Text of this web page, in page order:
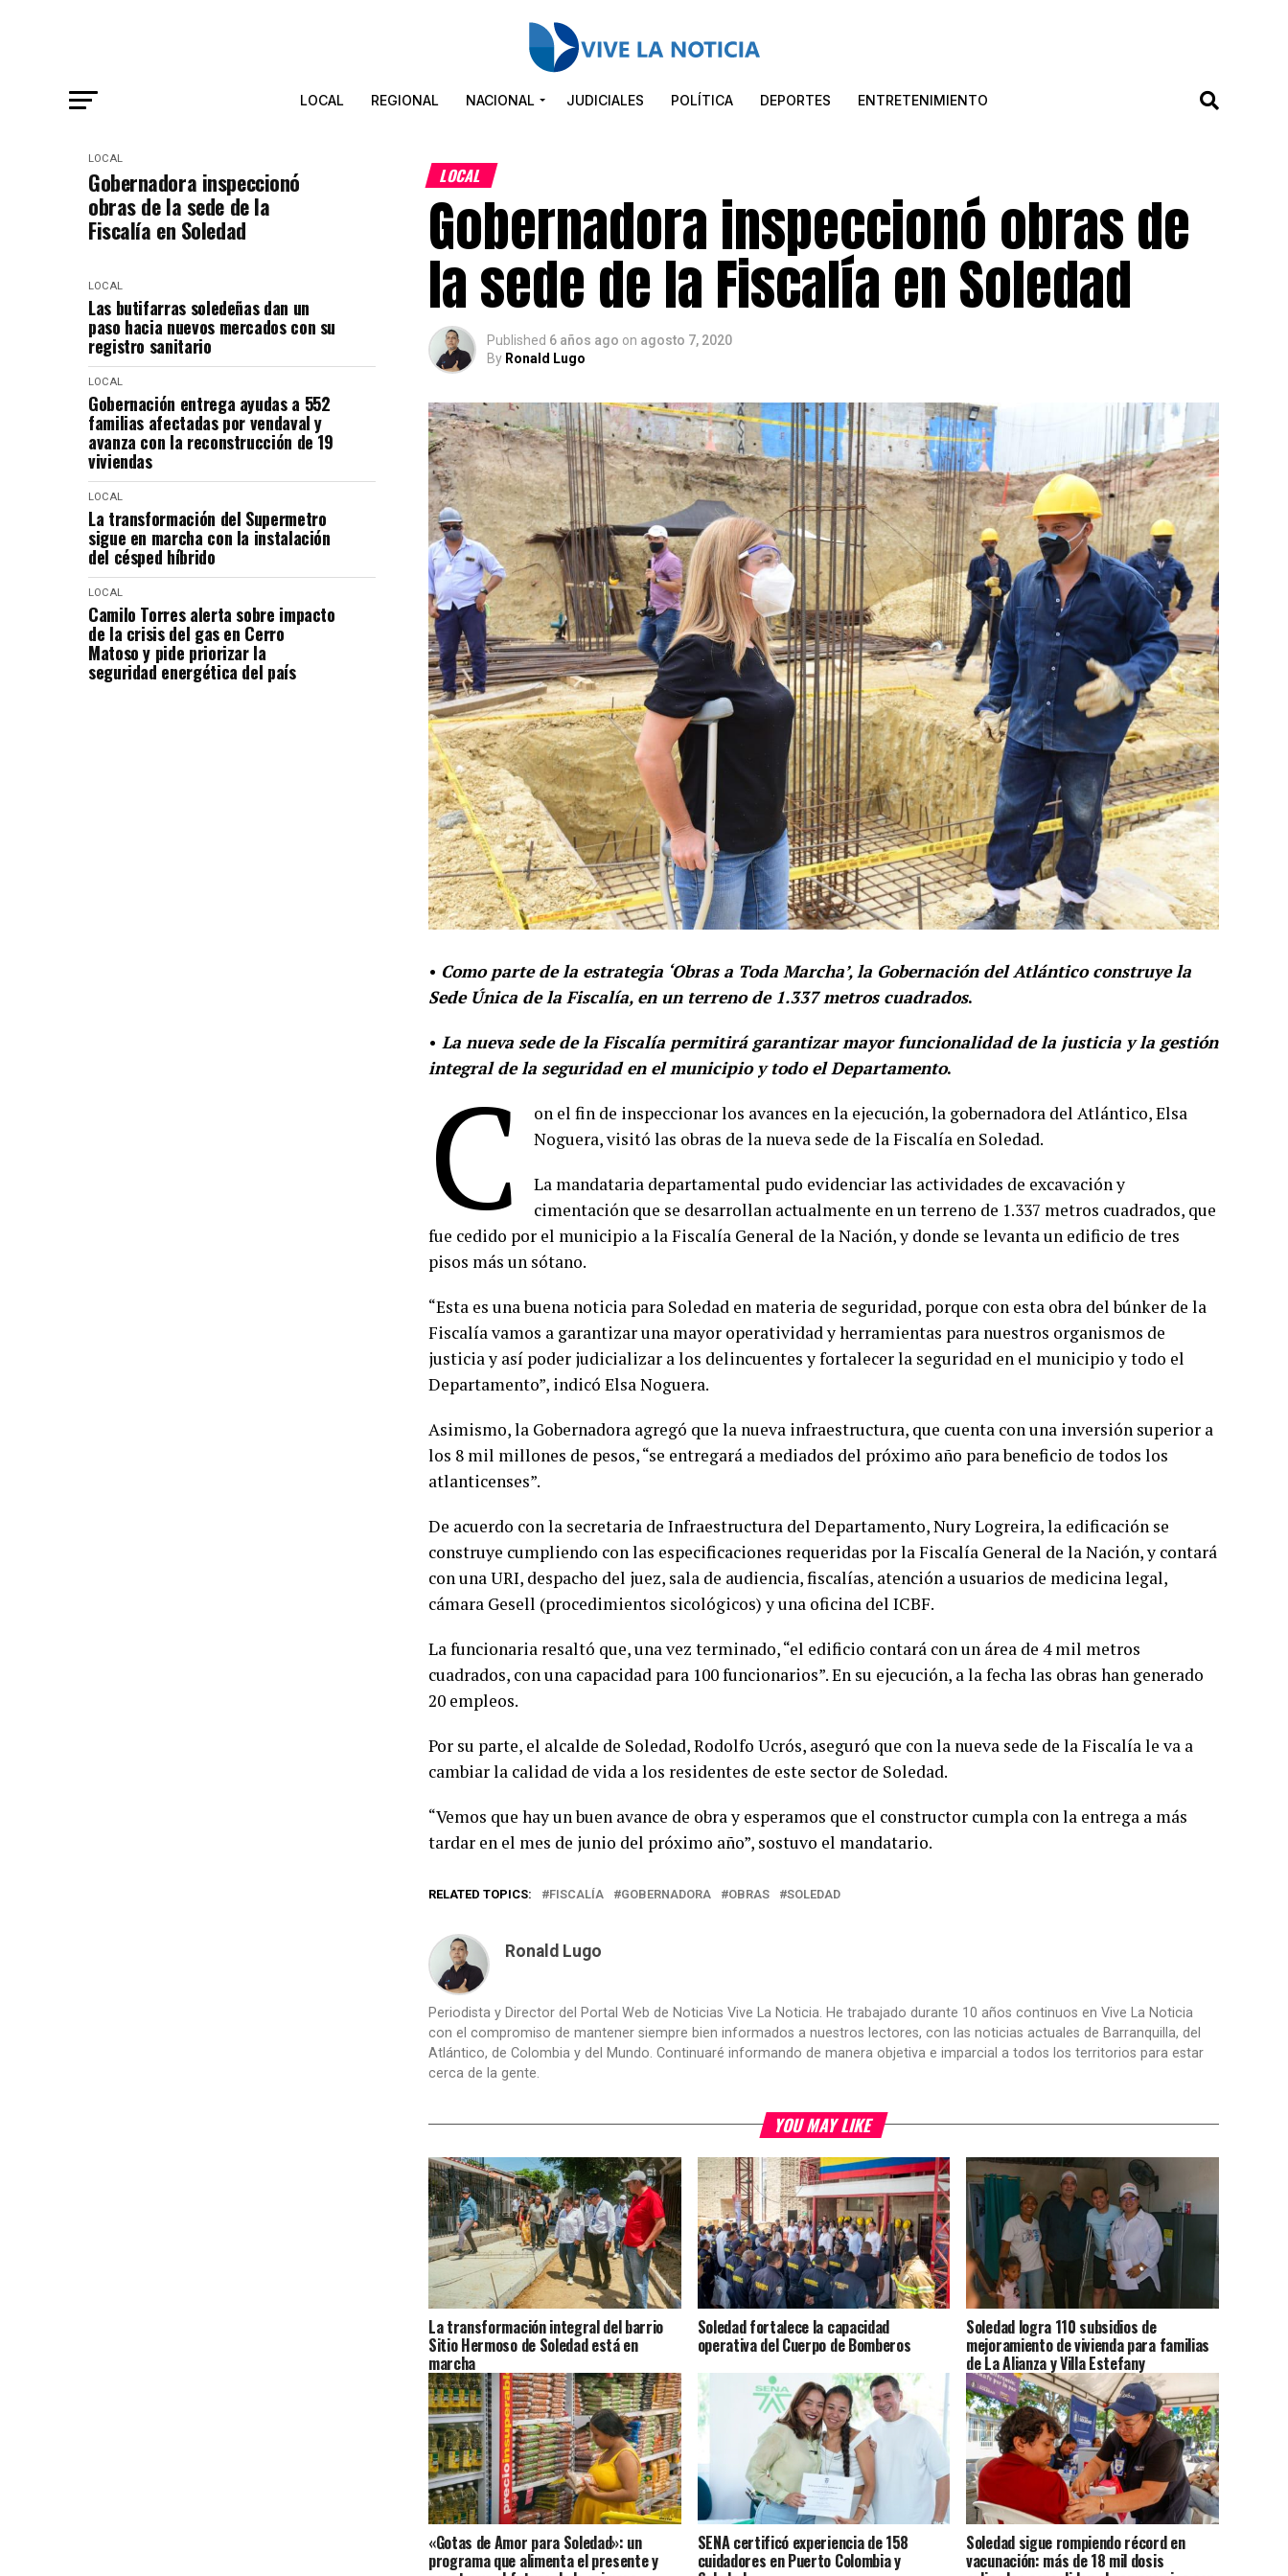
LOCAL REGIONAL NACIONAL JUDICIALES POLÍTICA DEPORTES ENTRETENIMIENTO
LOCAL
Gobernadora inspeccionó
obras de la sede de la
Fiscalía en Soledad
LOCAL
Las butifarras soledeñas dan un
paso hacia nuevos mercados con su
registro sanitario
LOCAL
Gobernación entrega ayudas a 552
familias afectadas por vendaval y
avanza con la reconstrucción de 19
viviendas
LOCAL
La transformación del Supermetro
sigue en marcha con la instalación
del césped híbrido
LOCAL
Camilo Torres alerta sobre impacto
de la crisis del gas en Cerro
Matoso y pide priorizar la
seguridad energética del país
LOCAL
Gobernadora inspeccionó obras de
la sede de la Fiscalía en Soledad
Published 6 años ago on agosto 7, 2020
By Ronald Lugo
• Como parte de la estrategia ‘Obras a Toda Marcha’, la Gobernación del Atlántico construye la
Sede Única de la Fiscalía, en un terreno de 1.337 metros cuadrados.
• La nueva sede de la Fiscalía permitirá garantizar mayor funcionalidad de la justicia y la gestión
integral de la seguridad en el municipio y todo el Departamento.
C
on el fin de inspeccionar los avances en la ejecución, la gobernadora del Atlántico, Elsa
Noguera, visitó las obras de la nueva sede de la Fiscalía en Soledad.
La mandataria departamental pudo evidenciar las actividades de excavación y
cimentación que se desarrollan actualmente en un terreno de 1.337 metros cuadrados, que
fue cedido por el municipio a la Fiscalía General de la Nación, y donde se levanta un edificio de tres
pisos más un sótano.
“Esta es una buena noticia para Soledad en materia de seguridad, porque con esta obra del búnker de la
Fiscalía vamos a garantizar una mayor operatividad y herramientas para nuestros organismos de
justicia y así poder judicializar a los delincuentes y fortalecer la seguridad en el municipio y todo el
Departamento”, indicó Elsa Noguera.
Asimismo, la Gobernadora agregó que la nueva infraestructura, que cuenta con una inversión superior a
los 8 mil millones de pesos, “se entregará a mediados del próximo año para beneficio de todos los
atlanticenses”.
De acuerdo con la secretaria de Infraestructura del Departamento, Nury Logreira, la edificación se
construye cumpliendo con las especificaciones requeridas por la Fiscalía General de la Nación, y contará
con una URI, despacho del juez, sala de audiencia, fiscalías, atención a usuarios de medicina legal,
cámara Gesell (procedimientos sicológicos) y una oficina del ICBF.
La funcionaria resaltó que, una vez terminado, “el edificio contará con un área de 4 mil metros
cuadrados, con una capacidad para 100 funcionarios”. En su ejecución, a la fecha las obras han generado
20 empleos.
Por su parte, el alcalde de Soledad, Rodolfo Ucrós, aseguró que con la nueva sede de la Fiscalía le va a
cambiar la calidad de vida a los residentes de este sector de Soledad.
“Vemos que hay un buen avance de obra y esperamos que el constructor cumpla con la entrega a más
tardar en el mes de junio del próximo año”, sostuvo el mandatario.
RELATED TOPICS: FISCALÍA GOBERNADORA OBRAS SOLEDAD
Ronald Lugo
Periodista y Director del Portal Web de Noticias Vive La Noticia. He trabajado durante 10 años continuos en Vive La Noticia
con el compromiso de mantener siempre bien informados a nuestros lectores, con las noticias actuales de Barranquilla, del
Atlántico, de Colombia y del Mundo. Continuaré informando de manera objetiva e imparcial a todos los territorios para estar
cerca de la gente.
YOU MAY LIKE
La transformación integral del barrio
Sitio Hermoso de Soledad está en
marcha
Soledad fortalece la capacidad
operativa del Cuerpo de Bomberos
Soledad logra 110 subsidios de
mejoramiento de vivienda para familias
de La Alianza y Villa Estefany
«Gotas de Amor para Soledad»: un
programa que alimenta el presente y
SENA certificó experiencia de 158
cuidadores en Puerto Colombia y
Soledad sigue rompiendo récord en
vacunación: más de 18 mil dosis